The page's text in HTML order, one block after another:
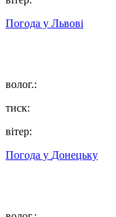
Погода у Львові
волог.:
тиск:
вітер:
Погода у Донецьку